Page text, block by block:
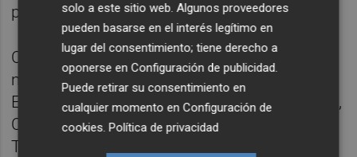
pertenezca.
Con ese punto de partida, y a través de diez
mapas —de Rusia, China, Estados Unidos,
Europa, África, Oriente Medio, India/Pakistán,
Corea/Japón, Latinoamérica y el Ártico—,
Tim Marshall mira al pasado, al presente y al
solo a este sitio web. Algunos proveedores
pueden basarse en el interés legítimo en
lugar del consentimiento; tiene derecho a
oponerse enConfiguración de publicidad.
Puede retirar su consentimiento en
cualquier momento enConfiguración de
cookies.Política de privacidad